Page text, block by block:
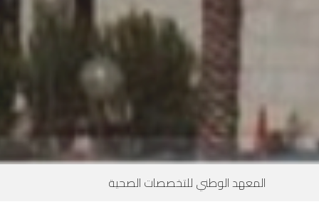
المعهد الوطني للتخصصات الصحية